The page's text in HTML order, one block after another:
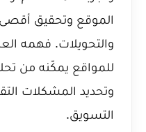
الموقع وتحقيق أقصى
والتحويلات. فهمه
للمواقع يمكّنه من
وتحديد المشكلات
التسويق.